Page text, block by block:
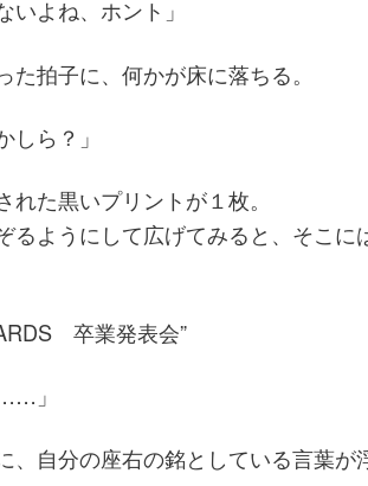
いよね、ホント」
た拍子に、何かが床に落ちる。
しら？」
れた黒いプリントが１枚。
るようにして広げてみると、そこに
卒業発表会”
」
、自分の座右の銘としている言葉が